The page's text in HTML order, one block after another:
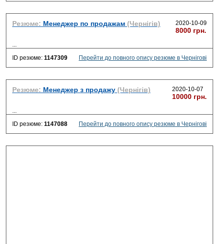
Резюме: Менеджер по продажам (Чернігів) 2020-10-09
8000 грн.
...
ID резюме: 1147309 Перейти до повного опису резюме в Чернігові
Резюме: Менеджер з продажу (Чернігів) 2020-10-07
10000 грн.
...
ID резюме: 1147088 Перейти до повного опису резюме в Чернігові